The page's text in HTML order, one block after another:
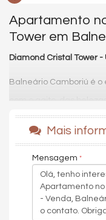
Apartamento
Tower em
Diamond Cristal Tower -
Balneário Camboriú é
com o agito, das
urbanas, das
O Diamond Crystal
viver nesta cidade
Viva no seu ritmo, em
ou vibrando na
a comodidade e
Mais
Mensagem